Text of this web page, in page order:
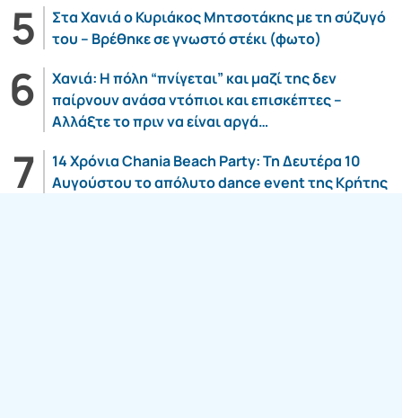
Στα Χανιά ο Κυριάκος Μητσοτάκης με τη σύζυγό
του – Βρέθηκε σε γνωστό στέκι (φωτο)
Χανιά: Η πόλη “πνίγεται” και μαζί της δεν
παίρνουν ανάσα ντόπιοι και επισκέπτες –
Αλλάξτε το πριν να είναι αργά…
14 Χρόνια Chania Beach Party: Τη Δευτέρα 10
Αυγούστου το απόλυτο dance event της Κρήτης